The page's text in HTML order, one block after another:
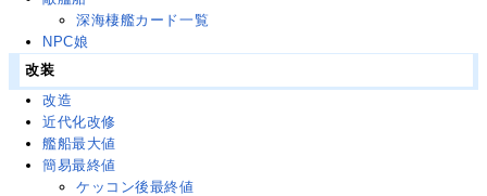
深海棲艦カード一覧
NPC娘
改装
改造
近代化改修
艦船最大値
簡易最終値
ケッコン後最終値